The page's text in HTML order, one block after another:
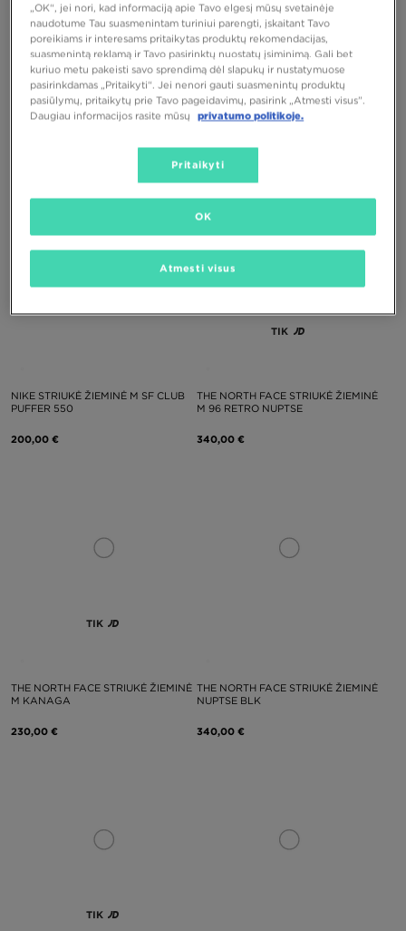
NIKE STRIUKĖ ŽIEMINĖ M NK
ACCESS FILLED PUFFER
NIKE STRIUKĖ M NK WINDRUNNER
STMNT DWN
230,00 €
NIKE STRIUKĖ ŽIEMINĖ M SF CLUB
PUFFER 550
200,00 €
TIK
THE NORTH FACE STRIUKĖ ŽIEMINĖ
M 96 RETRO NUPTSE
340,00 €
TIK
THE NORTH FACE STRIUKĖ ŽIEMINĖ
M KANAGA
230,00 €
THE NORTH FACE STRIUKĖ ŽIEMINĖ
NUPTSE BLK
340,00 €
TIK
„OK“, jei nori, kad informaciją apie Tavo elgesį mūsų svetainėje
naudotume Tau suasmenintam turiniui parengti, įskaitant Tavo
poreikiams ir interesams pritaikytas produktų rekomendacijas,
suasmenintą reklamą ir Tavo pasirinktų nuostatų įsiminimą. Gali bet
kuriuo metu pakeisti savo sprendimą dėl slapukų ir nustatymuose
pasirinkdamas „Pritaikyti“. Jei nenori gauti suasmenintų produktų
pasiūlymų, pritaikytų prie Tavo pageidavimų, pasirink „Atmesti visus”.
Daugiau informacijos rasite mūsų
privatumo politikoje.
Pritaikyti
Atmesti visus
OK